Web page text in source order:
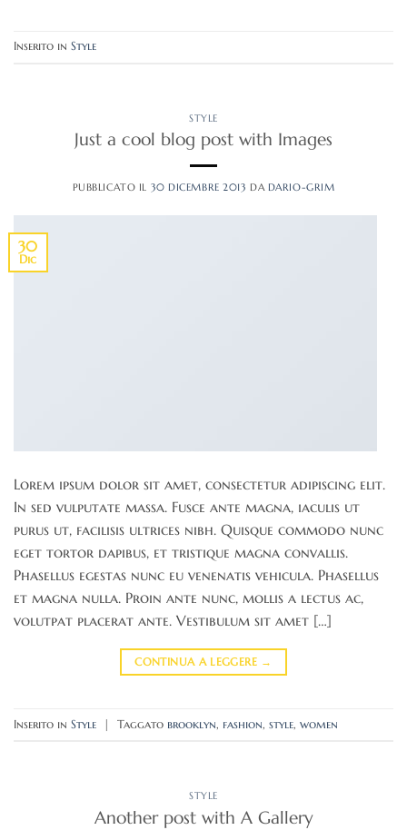
Inserito in Style
STYLE
Just a cool blog post with Images
PUBBLICATO IL 30 DICEMBRE 2013 DA DARIO-GRIM
30
Dic
Lorem ipsum dolor sit amet, consectetur adipiscing elit.
In sed vulputate massa. Fusce ante magna, iaculis ut
purus ut, facilisis ultrices nibh. Quisque commodo nunc
eget tortor dapibus, et tristique magna convallis.
Phasellus egestas nunc eu venenatis vehicula. Phasellus
et magna nulla. Proin ante nunc, mollis a lectus ac,
volutpat placerat ante. Vestibulum sit amet […]
CONTINUA A LEGGERE →
Inserito in Style Taggato brooklyn, fashion, style, women
STYLE
Another post with A Gallery